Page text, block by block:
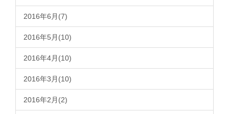
2016年6月(7)
2016年5月(10)
2016年4月(10)
2016年3月(10)
2016年2月(2)